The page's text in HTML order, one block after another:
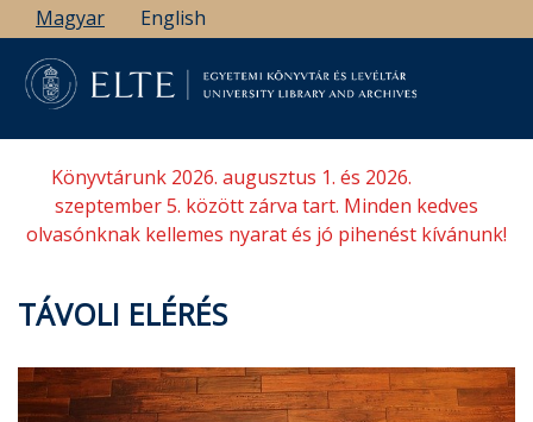
Ugrás
a
tartalomra
Magyar English
Könyvtárunk 2026. augusztus 1. és 2026.
szeptember 5. között zárva tart. Minden kedves
olvasónknak kellemes nyarat és jó pihenést kívánunk!
TÁVOLI ELÉRÉS